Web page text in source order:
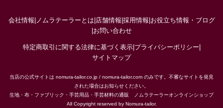
会社情報 ノムラテーラーとは 店舗情報 採用情報 お役立ち情報・ブログ
お問い合わせ
特定商取引に関する法律に基づく表示| プライバシーポリシー
サイトマップ
当店の公式サイトは nomura-tailor.co.jp / nomura-tailor.com のみです。不審なサイトを発見
された場合はお知らせください。
生地・布・ファブリック・手芸用品・手芸材料の通販 ノムラテーラーオンラインショップ
All Copyright reserved by Nomura-tailor.